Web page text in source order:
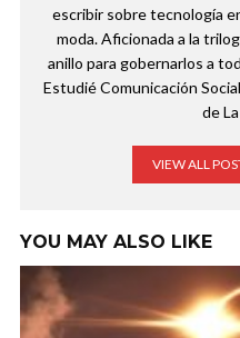
escribir sobre tecnología
moda. Aficionada a la
anillo para gobernarlos a
Estudié Comunicación
de
VIEW ALL
YOU MAY ALSO LIKE